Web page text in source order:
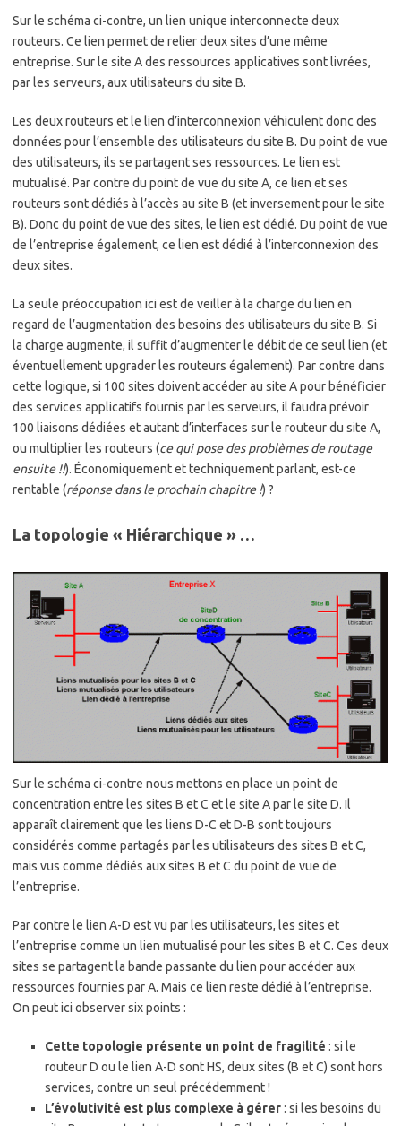
Sur le schéma ci-contre, un lien unique interconnecte deux
routeurs. Ce lien permet de relier deux sites d’une même
entreprise. Sur le site A des ressources applicatives sont livrées,
par les serveurs, aux utilisateurs du site B.
Les deux routeurs et le lien d’interconnexion véhiculent donc des
données pour l’ensemble des utilisateurs du site B. Du point de vue
des utilisateurs, ils se partagent ses ressources. Le lien est
mutualisé. Par contre du point de vue du site A, ce lien et ses
routeurs sont dédiés à l’accès au site B (et inversement pour le site
B). Donc du point de vue des sites, le lien est dédié. Du point de vue
de l’entreprise également, ce lien est dédié à l’interconnexion des
deux sites.
La seule préoccupation ici est de veiller à la charge du lien en
regard de l’augmentation des besoins des utilisateurs du site B. Si
la charge augmente, il suffit d’augmenter le débit de ce seul lien (et
éventuellement upgrader les routeurs également). Par contre dans
cette logique, si 100 sites doivent accéder au site A pour bénéficier
des services applicatifs fournis par les serveurs, il faudra prévoir
100 liaisons dédiées et autant d’interfaces sur le routeur du site A,
ou multiplier les routeurs (ce qui pose des problèmes de routage
ensuite !!). Économiquement et techniquement parlant, est-ce
rentable (réponse dans le prochain chapitre !) ?
La topologie « Hiérarchique » …
Sur le schéma ci-contre nous mettons en place un point de
concentration entre les sites B et C et le site A par le site D. Il
apparaît clairement que les liens D-C et D-B sont toujours
considérés comme partagés par les utilisateurs des sites B et C,
mais vus comme dédiés aux sites B et C du point de vue de
l’entreprise.
Par contre le lien A-D est vu par les utilisateurs, les sites et
l’entreprise comme un lien mutualisé pour les sites B et C. Ces deux
sites se partagent la bande passante du lien pour accéder aux
ressources fournies par A. Mais ce lien reste dédié à l’entreprise.
On peut ici observer six points :
Cette topologie présente un point de fragilité : si le
routeur D ou le lien A-D sont HS, deux sites (B et C) sont hors
services, contre un seul précédemment !
L’évolutivité est plus complexe à gérer: si les besoins du